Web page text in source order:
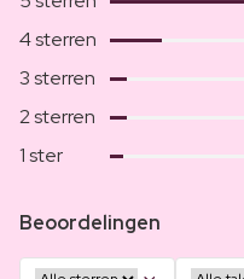
4 sterren
3 sterren
2 sterren
1 ster
Beoordelingen